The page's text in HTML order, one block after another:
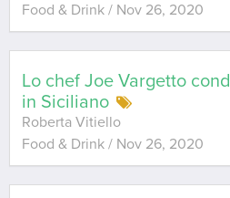
Food & Drink / Nov 26, 2020
Lo chef Joe Vargetto
in Siciliano
Roberta Vitiello
Food & Drink / Nov 26, 2020